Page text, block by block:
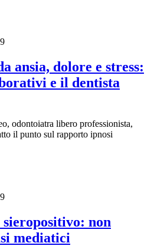
ansia, dolore e stress:
e il dentista
odontoiatra libero professionista,
il punto sul rapporto ipnosi
sieropositivo: non
mediatici